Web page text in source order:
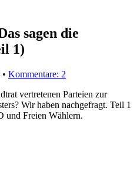
sagen die
1)
• Kommentare: 2
vertretenen Parteien zur
Wir haben nachgefragt. Teil 1
und Freien Wählern.